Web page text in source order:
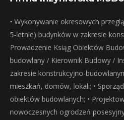
• Wykonywanie okresowych
5-letnie) budynków w zakresie
Prowadzenie Ksiąg Obiektów
budowlany / Kierownik Budowy /
zakresie konstrukcyjno-
mieszkań, domów, lokali; •
obiektów budowlanych; •
nowoczesnych ogrodzeń